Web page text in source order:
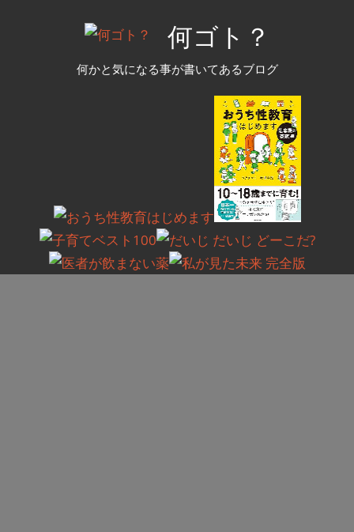
何ゴト？
何かと気になる事が書いてあるブログ